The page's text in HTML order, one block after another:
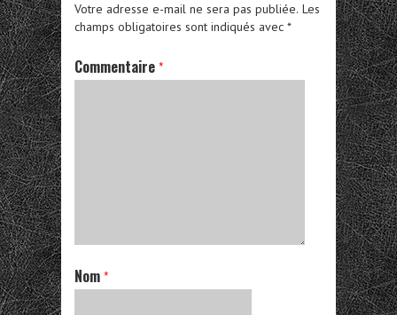
Votre adresse e-mail ne sera pas publiée. Les
champs obligatoires sont indiqués avec *
Commentaire *
Nom *